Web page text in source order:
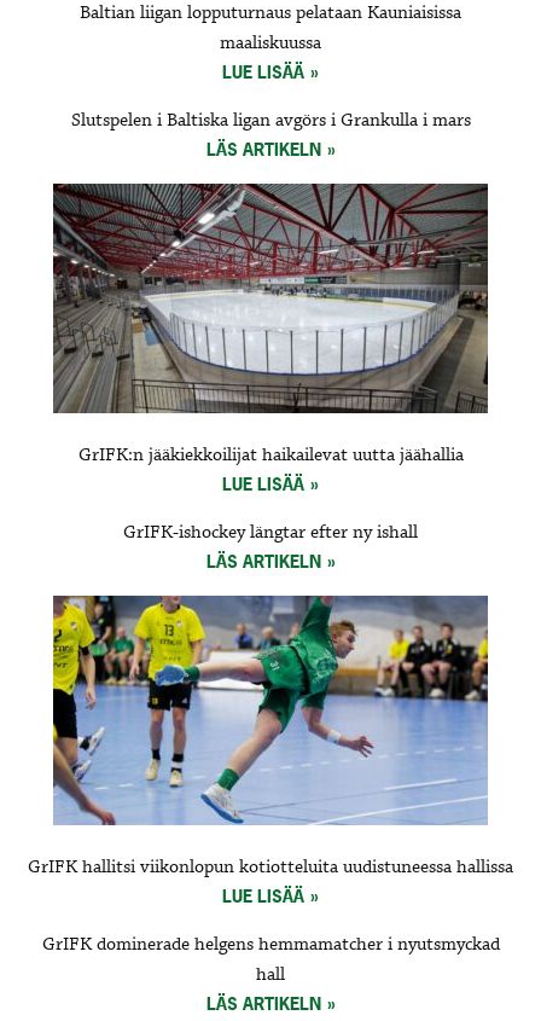
Baltian liigan lopputurnaus pelataan Kauniaisissa
maaliskuussa
LUE LISÄÄ
Slutspelen i Baltiska ligan avgörs i Grankulla i mars
LÄS ARTIKELN
GrIFK:n jääkiekkoilijat haikailevat uutta jäähallia
LUE LISÄÄ
GrIFK-ishockey längtar efter ny ishall
LÄS ARTIKELN
GrIFK hallitsi viikonlopun kotiotteluita uudistuneessa hallissa
LUE LISÄÄ
GrIFK dominerade helgens hemmamatcher i nyutsmyckad
hall
LÄS ARTIKELN